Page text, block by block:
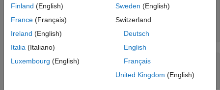
cdfId = cdflib.open( "your_file.cdf" );
% Get current number of staging cache buffers
size = cdflib.getStageCacheSize(cdfId)
size =
Finland (English)
France (Français)
Ireland (English)
Italia (Italiano)
Luxembourg (English)
Sweden (English)
Switzerland
Deutsch
English
Français
United Kingdom (English)